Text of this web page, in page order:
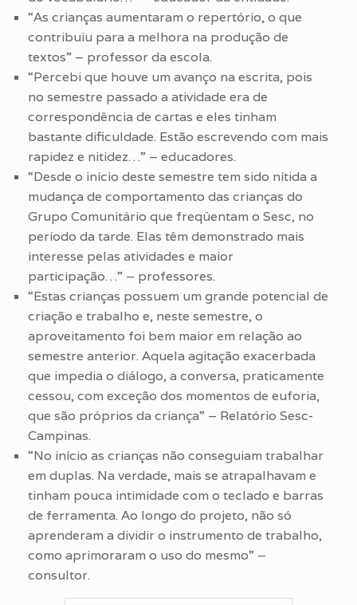
“As crianças aumentaram o repertório, o que
contribuiu para a melhora na produção de
textos” – professor da escola.
“Percebi que houve um avanço na escrita, pois
no semestre passado a atividade era de
correspondência de cartas e eles tinham
bastante dificuldade. Estão escrevendo com mais
rapidez e nitidez…” – educadores.
“Desde o início deste semestre tem sido nítida a
mudança de comportamento das crianças do
Grupo Comunitário que freqüentam o Sesc, no
período da tarde. Elas têm demonstrado mais
interesse pelas atividades e maior
participação…” – professores.
“Estas crianças possuem um grande potencial de
criação e trabalho e, neste semestre, o
aproveitamento foi bem maior em relação ao
semestre anterior. Aquela agitação exacerbada
que impedia o diálogo, a conversa, praticamente
cessou, com exceção dos momentos de euforia,
que são próprios da criança” – Relatório Sesc-
Campinas.
“No início as crianças não conseguiam trabalhar
em duplas. Na verdade, mais se atrapalhavam e
tinham pouca intimidade com o teclado e barras
de ferramenta. Ao longo do projeto, não só
aprenderam a dividir o instrumento de trabalho,
como aprimoraram o uso do mesmo” –
consultor.